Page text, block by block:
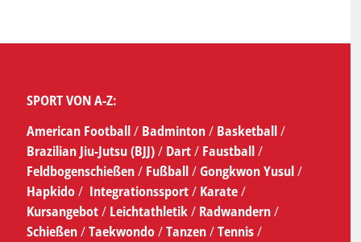
SPORT VON A-Z:
American Football/ Badminton/ Basketball/
Brazilian Jiu-Jutsu (BJJ)/ Dart/ Faustball/
Feldbogenschießen/ Fußball/Gongkwon Yusul/
Hapkido/ Integrationssport/ Karate/
Kursangebot/Leichtathletik/ Radwandern/
Schießen/Taekwondo/Tanzen/Tennis/